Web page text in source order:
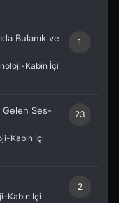
1
Bulanık ve
Kabin İçi
23
Gelen Ses-
Kabin İçi
2
Kabin İçi